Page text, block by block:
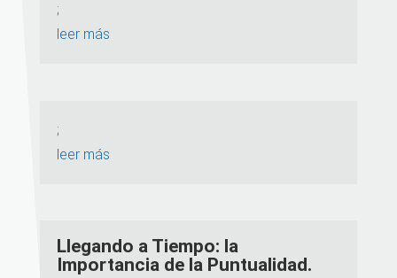
;
leer más
;
leer más
Llegando a Tiempo: la
Importancia de la Puntualidad.